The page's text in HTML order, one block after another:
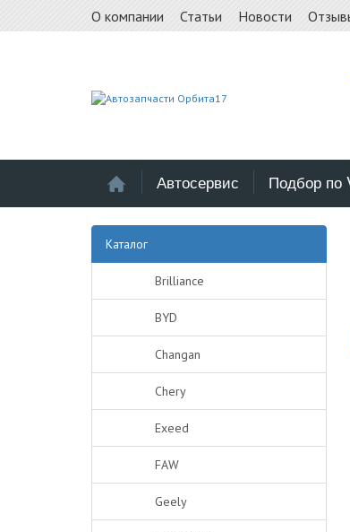
О компании Статьи Новости
Автосервис Подбор по
Каталог
Brilliance
BYD
Changan
Chery
Exeed
FAW
Geely